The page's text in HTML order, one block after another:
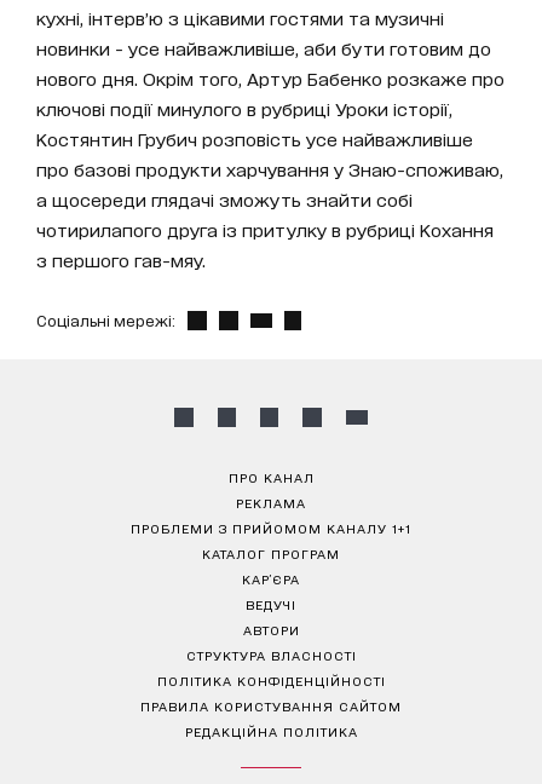
кухні, інтерв’ю з цікавими гостями та музичні
новинки - усе найважливіше, аби бути готовим до
нового дня. Окрім того, Артур Бабенко розкаже про
ключові події минулого в рубриці Уроки історії,
Костянтин Грубич розповість усе найважливіше
про базові продукти харчування у Знаю-споживаю,
а щосереди глядачі зможуть знайти собі
чотирилапого друга із притулку в рубриці Кохання
з першого гав-мяу.
Соціальні мережі:
ПРО КАНАЛ
РЕКЛАМА
ПРОБЛЕМИ З ПРИЙОМОМ КАНАЛУ 1+1
КАТАЛОГ ПРОГРАМ
КАР’ЄРА
ВЕДУЧІ
АВТОРИ
СТРУКТУРА ВЛАСНОСТІ
ПОЛІТИКА КОНФІДЕНЦІЙНОСТІ
ПРАВИЛА КОРИСТУВАННЯ САЙТОМ
РЕДАКЦІЙНА ПОЛІТИКА